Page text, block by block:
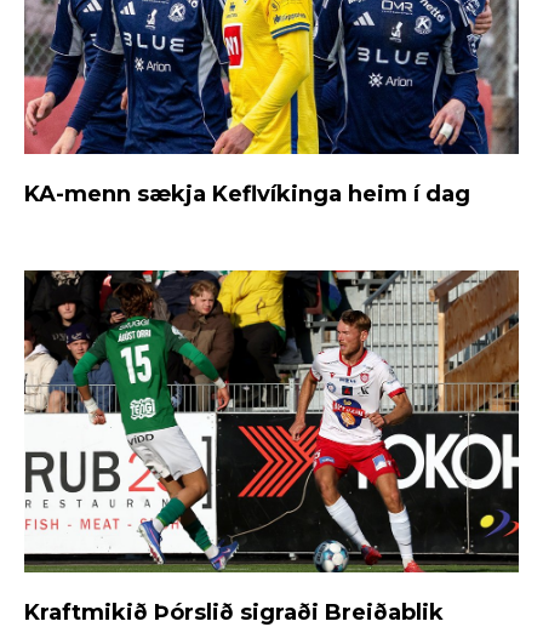
KA-menn sækja Keflvíkinga heim í dag
Kraftmikið Þórslið sigraði Breiðablik